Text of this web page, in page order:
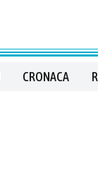
CRONACA